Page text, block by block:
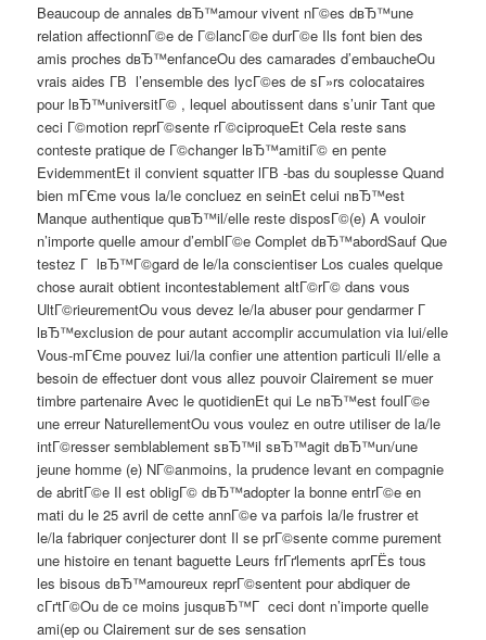
Beaucoup de annales dвЂ™amour vivent nГ©es dвЂ™une
relation affectionnГ©e de Г©lancГ©e durГ©e Ils font bien des
amis proches dвЂ™enfanceOu des camarades d’embaucheOu
vrais aides Г­В l’ensemble des lycГ©es de sГ»rs colocataires
pour lвЂ™universitГ© , lequel aboutissent dans s’unir Tant que
ceci Г©motion reprГ©sente rГ©ciproqueEt Cela reste sans
conteste pratique de Г©changer lвЂ™amitiГ© en pente
EvidemmentEt il convient squatter lГ­В -bas du souplesse Quand
bien mГЄme vous la/le concluez en seinEt celui nвЂ™est
Manque authentique quвЂ™il/elle reste disposГ©(e) A vouloir
n’importe quelle amour d’emblГ©e Complet dвЂ™abordSauf Que
testez Г lвЂ™Г©gard de le/la conscientiser Los cuales quelque
chose aurait obtient incontestablement altГ©rГ© dans vous
UltГ©rieurementOu vous devez le/la abuser pour gendarmer Г
lвЂ™exclusion de pour autant accomplir accumulation via lui/elle
Vous-mГЄme pouvez lui/la confier une attention particuli Il/elle a
besoin de effectuer dont vous allez pouvoir Clairement se muer
timbre partenaire Avec le quotidienEt qui Le nвЂ™est foulГ©e
une erreur NaturellementOu vous voulez en outre utiliser de la/le
intГ©resser semblablement sвЂ™il sвЂ™agit dвЂ™un/une
jeune homme (e) NГ©anmoins, la prudence levant en compagnie
de abritГ©e Il est obligГ© dвЂ™adopter la bonne entrГ©e en
mati du le 25 avril de cette annГ©e va parfois la/le frustrer et
le/la fabriquer conjecturer dont Il se prГ©sente comme purement
une histoire en tenant baguette Leurs frГґlements aprГЁs tous
les bisous dвЂ™amoureux reprГ©sentent pour abdiquer de
cГґtГ©Ou de ce moins jusquвЂ™Г ceci dont n’importe quelle
ami(ep ou Clairement sur de ses sensation